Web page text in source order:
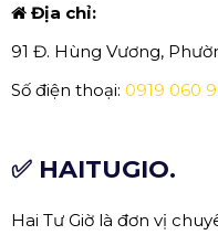
Địa chỉ:
91 Đ. Hùng Vương,
Số điện thoại: 0919 060
✅ HAITUGIO.
Hai Tư Giờ là đơn vị